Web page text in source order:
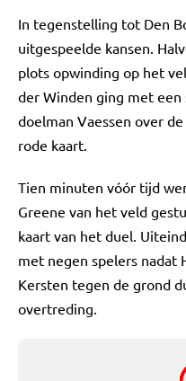
In tegenstelling tot Den
uitgespeelde kansen.
plots opwinding op het
der Winden ging met een
doelman Vaessen over
rode kaart.
Tien minuten vóór tijd
Greene van het veld
kaart van het duel.
met negen spelers nadat
Kersten tegen de grond
overtreding.